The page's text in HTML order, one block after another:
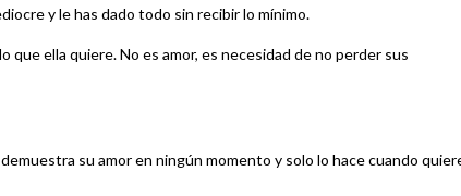
y le has dado todo sin recibir lo mínimo.
que ella quiere. No es amor, es necesidad de no perder sus
su amor en ningún momento y solo lo hace cuando